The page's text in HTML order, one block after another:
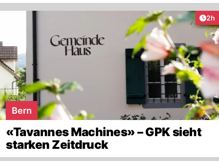
2h
Bern
«Tavannes Machines» – GPK sieht
starken Zeitdruck